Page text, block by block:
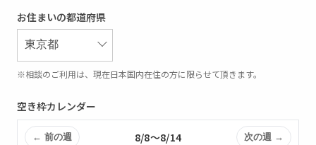
お住まいの都道府県
※相談のご利用は、現在日本国内在住の方に限らせて頂きます。
空き枠カレンダー
← 前の週 8/8〜8/14 次の週 →